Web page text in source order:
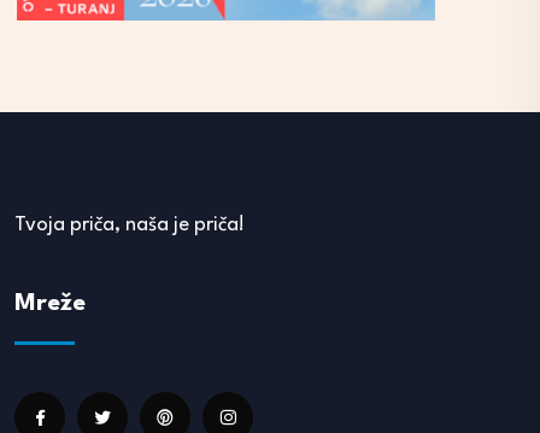
Tvoja priča, naša je priča!
Mreže